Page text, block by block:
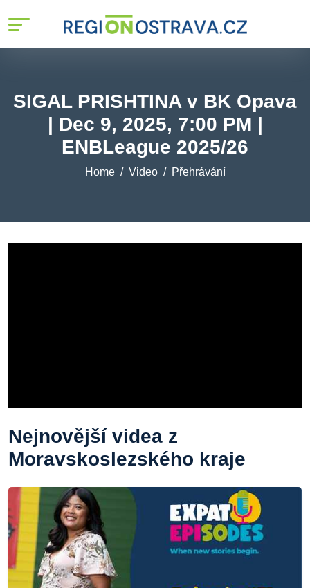
SIGAL PRISHTINA v BK Opava
| Dec 9, 2025, 7:00 PM |
ENBLeague 2025/26
Home Video Přehrávání
Nejnovější videa z
Moravskoslezského kraje